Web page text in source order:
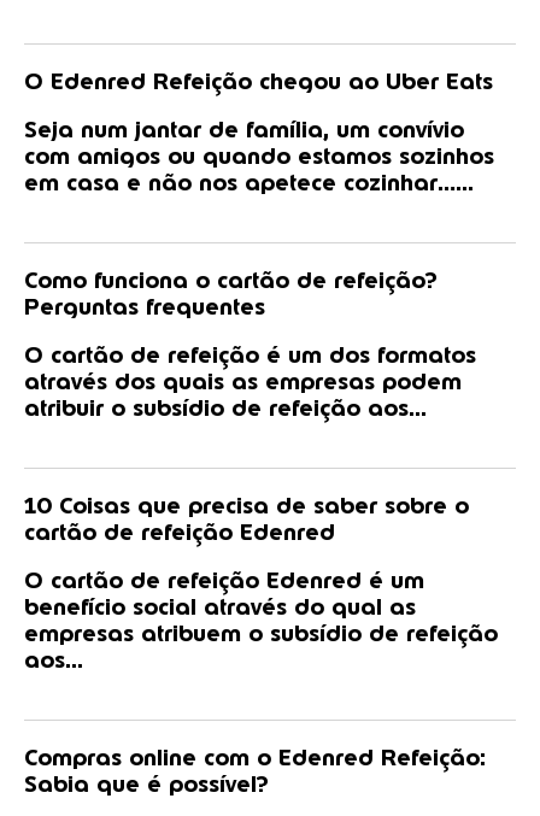
O Edenred Refeição chegou ao Uber Eats
Seja num jantar de família, um convívio
com amigos ou quando estamos sozinhos
em casa e não nos apetece cozinhar…...
Como funciona o cartão de refeição?
Perguntas frequentes
O cartão de refeição é um dos formatos
através dos quais as empresas podem
atribuir o subsídio de refeição aos...
10 Coisas que precisa de saber sobre o
cartão de refeição Edenred
O cartão de refeição Edenred é um
benefício social através do qual as
empresas atribuem o subsídio de refeição
aos...
Compras online com o Edenred Refeição:
Sabia que é possível?